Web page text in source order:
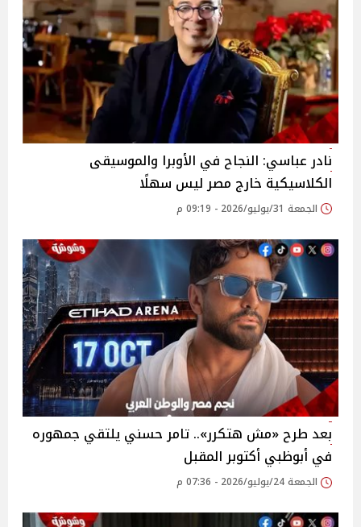
نادر عباسي: النجاح في الأوبرا والموسيقى
الكلاسيكية خارج مصر ليس سهلًا
الجمعة 31/يوليو/2026 - 09:19 م
بعد طرح «مش هتكرر».. تامر حسني يلتقي جمهوره
في أبوظبي أكتوبر المقبل
الجمعة 24/يوليو/2026 - 07:36 م